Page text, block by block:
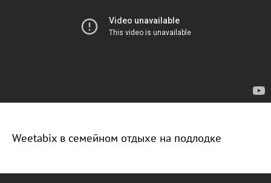
Weetabix в семейном отдыхе на подлодке